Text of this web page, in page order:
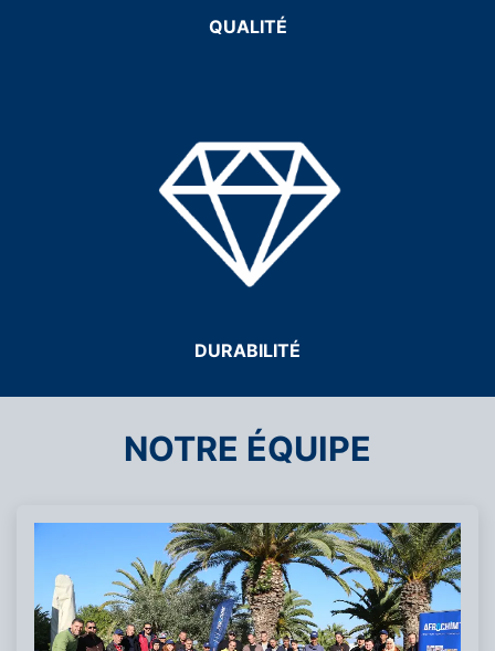
QUALITÉ
DURABILITÉ
NOTRE ÉQUIPE